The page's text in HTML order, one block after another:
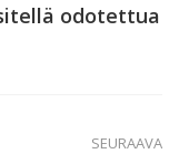
odotettua
SEURAAVA